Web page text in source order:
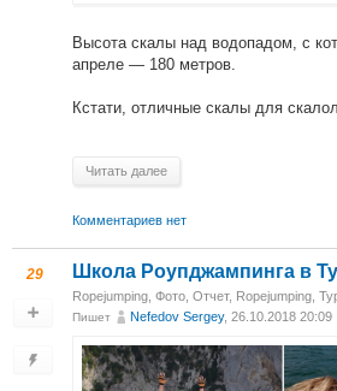
Высота скалы над водопадом, с
апреле — 180 метров.
Кстати, отличные скалы для
Читать далее
Комментариев нет
29 Школа Роупджампинга в
Ropejumping Фото Отчет, Ropejumping
Пишет Nefedov Sergey, 26.10.2018 20:09